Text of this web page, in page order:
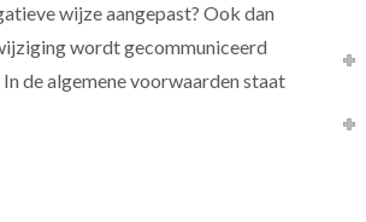
wijze aangepast? Ook dan
wordt gecommuniceerd
de algemene voorwaarden staat